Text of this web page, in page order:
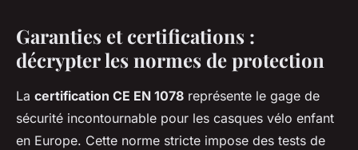
Garanties et certifications :
décrypter les normes de protection
La certification CE EN 1078 représente le gage de
sécurité incontournable pour les casques vélo enfant
en Europe. Cette norme stricte impose des tests de